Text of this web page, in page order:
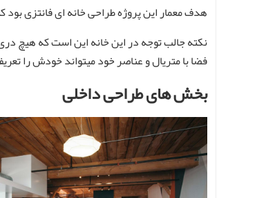
هدف معمار این پروژه طراحی خانه ای فانتزی
نکته جالب توجه در این خانه این است که هیچ
فضا با متریال و عناصر خود میتواند خودش را
بخش های طراحی داخلی